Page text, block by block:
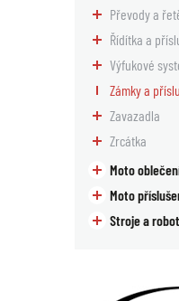
Převody a
Řídítka a
Výfukové
Zámky a
Zavazadla
Zrcátka
Moto
Moto
Stroje a